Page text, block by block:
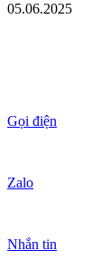
05.06.2025
Gọi điện
Zalo
Nhắn tin